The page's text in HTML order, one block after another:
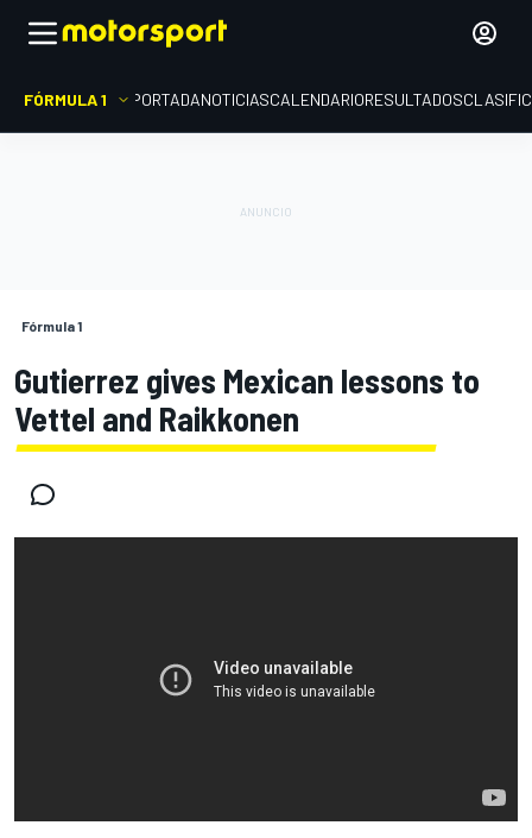
FÓRMULA 1 PORTADANOTICIASCALENDARIORESULTADOS
Fórmula 1
Gutierrez gives Mexican lessons to
Vettel and Raikkonen